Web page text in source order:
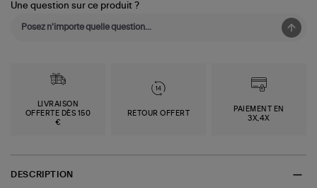
Une question sur ce produit ?
LIVRAISON
OFFERTE DÈS 150
€
RETOUR OFFERT
PAIEMENT EN
3X,4X
DESCRIPTION